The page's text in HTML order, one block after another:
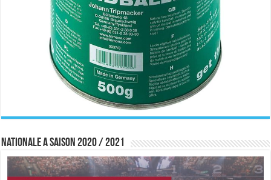
Nationale A saison 2020 / 2021